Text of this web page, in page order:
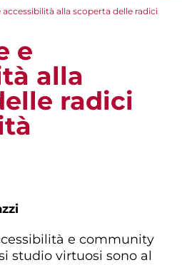
accessibilità alla scoperta delle radici
e
alla
radici
e community
studio virtuosi sono al